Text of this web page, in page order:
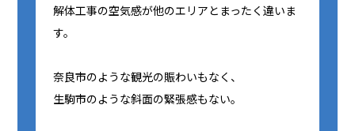
解体工事の空気感が他のエリアとまったく違いま
す。
奈良市のような観光の賑わいもなく、
生駒市のような斜面の緊張感もない。